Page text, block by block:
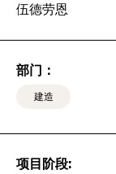
伍德劳恩
部门：
建造
项目阶段: